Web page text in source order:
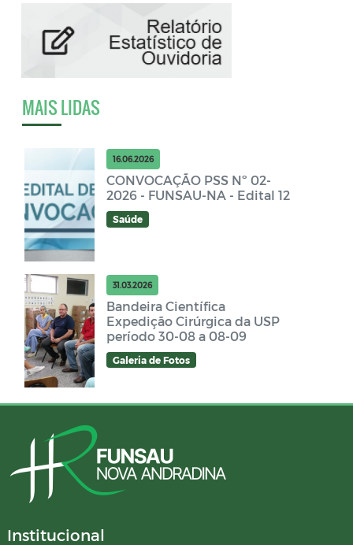
MAIS LIDAS
16.06.2026
CONVOCAÇÃO PSS Nº 02-
2026 - FUNSAU-NA - Edital 12
Saúde
31.03.2026
Bandeira Científica
Expedição Cirúrgica da USP
período 30-08 a 08-09
Galeria de Fotos
Institucional